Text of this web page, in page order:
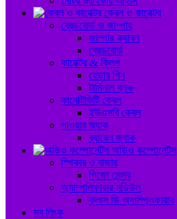
কেবল ও কানেক্টর
ব্রেডবোর্ড ও জাম্পার
জাম্পার ক্যাবল
ব্রেডবোর্ড
কানেক্টর & ক্লিপ
হেডার পিন
টার্মিনাল ব্লক
কানেক্টিভিটি কেবল
ইউএসবি কেবল
পাওয়ার জ্যাক
ব্যারেল জ্যাক
অডিও কম্পোনেন্টস
স্পিকার ও বাজার
পিজো সেন্সর
অ্যাম্পলিফায়ার মডিউল
ক্লাস ডি অ্যাম্প্লিফায়ার
সব লিংক